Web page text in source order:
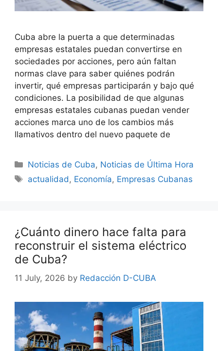
Cuba abre la puerta a que determinadas
empresas estatales puedan convertirse en
sociedades por acciones, pero aún faltan
normas clave para saber quiénes podrán
invertir, qué empresas participarán y bajo qué
condiciones. La posibilidad de que algunas
empresas estatales cubanas puedan vender
acciones marca uno de los cambios más
llamativos dentro del nuevo paquete de
Categories
Noticias de Cuba, Noticias de Última Hora
Tags
actualidad, Economía, Empresas Cubanas
¿Cuánto dinero hace falta para
reconstruir el sistema eléctrico
de Cuba?
11 July, 2026 by Redacción D-CUBA